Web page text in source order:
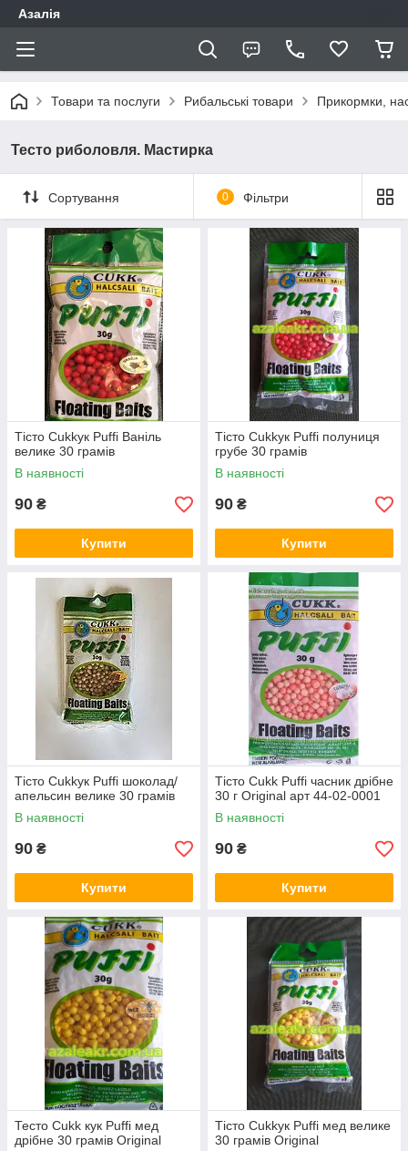
Азалія
Товари та послуги Рибальські товари Прикормки,
Тесто риболовля. Мастирка
Сортування 0 Фільтри
Тісто Cukkук Puffi Ваніль
велике 30 грамів
В наявності
90 ₴
Купити
Тісто Cukkук Puffi полуниця
грубе 30 грамів
В наявності
90 ₴
Купити
Тісто Cukkук Puffi шоколад/
апельсин велике 30 грамів
В наявності
90 ₴
Купити
Тісто Cukk Puffi часник дрібне
30 г Original арт 44-02-0001
В наявності
90 ₴
Купити
Тесто Cukk кук Puffi мед
дрібне 30 грамів Original
Тісто Cukkук Puffi мед велике
30 грамів Original